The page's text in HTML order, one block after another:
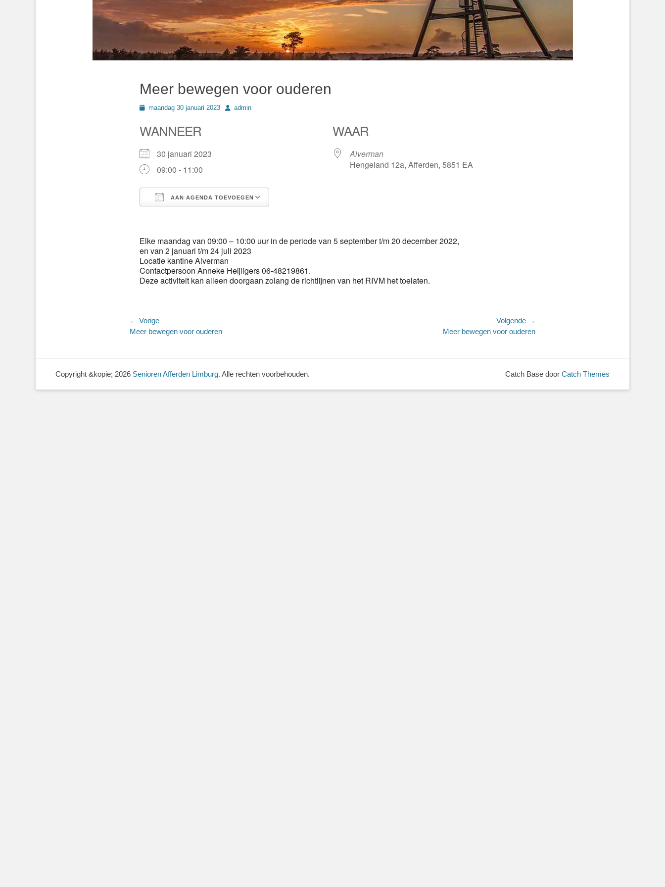
Meer bewegen voor ouderen
Geplaatst
maandag 30 januari 2023 Authoradmin
WANNEER
30 januari 2023
09:00 - 11:00
AAN AGENDA TOEVOEGEN
WAAR
Alverman
Hengeland 12a, Afferden, 5851 EA
Elke maandag van 09:00 – 10:00 uur in de periode van 5 september t/m 20 december 2022,
en van 2 januari t/m 24 juli 2023
Locatie kantine Alverman
Contactpersoon Anneke Heijligers 06-48219861.
Deze activiteit kan alleen doorgaan zolang de richtlijnen van het RIVM het toelaten.
Bericht
navigatie
← Vorige
Vorig
Meer bewegen voor ouderen
Volgende →
Meer bewegen voor ouderen
Copyright &kopie; 2026 Senioren Afferden Limburg. Alle rechten voorbehouden. Catch Base door Catch Themes